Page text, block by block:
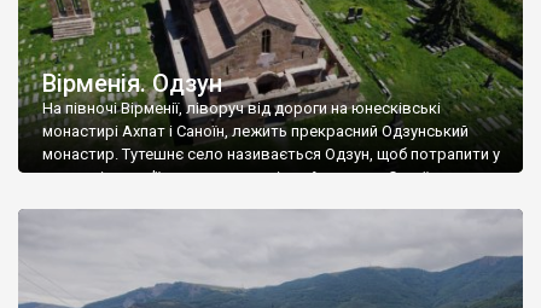
Вірменія. Одзун
На півночі Вірменії, ліворуч від дороги на юнесківські
монастирі Ахпат і Саноїн, лежить прекрасний Одзунський
монастир. Тутешнє село називається Одзун, щоб потрапити у
нього, тільки в’їхавши у передмістя Алаверди Саноїн,